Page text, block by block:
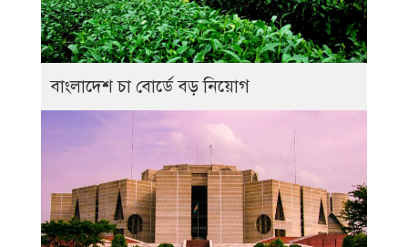
বাংলাদেশ চা বোর্ডে বড় নিয়োগ